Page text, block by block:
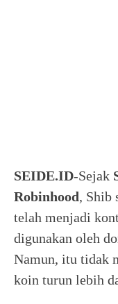
SEIDE.ID-Sejak
Robinhood, Shib
telah menjadi
digunakan oleh
Namun, itu tidak
koin turun lebih